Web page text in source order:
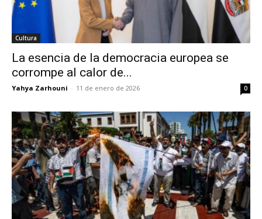
Cultura
La esencia de la democracia europea se
corrompe al calor de...
Yahya Zarhouni - 11 de enero de 2026 0